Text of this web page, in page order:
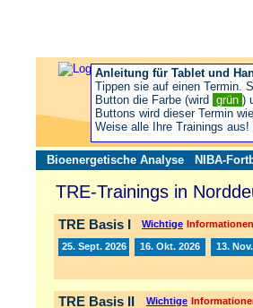
Bioenergetische Analyse NIBA-
TRE-Trainings in
TRE Basis I Wichtige
25. Sept. 2026 16. Okt. 2026 13.
TRE Basis II Wichtige
Anleitung für Tablet und
Tippen sie auf einen Termin.
Button die Farbe (wird grün )
Buttons wird dieser Termin
Weise alle Ihre Trainings